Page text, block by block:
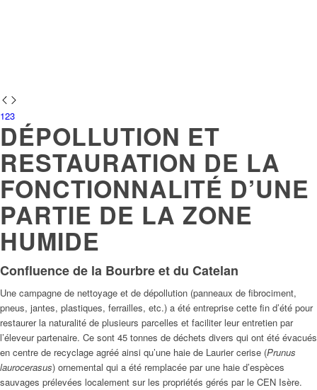
123
DÉPOLLUTION ET
RESTAURATION DE LA
FONCTIONNALITÉ D’UNE
PARTIE DE LA ZONE
HUMIDE
Confluence de la Bourbre et du Catelan
Une campagne de nettoyage et de dépollution (panneaux de fibrociment,
pneus, jantes, plastiques, ferrailles, etc.) a été entreprise cette fin d’été pour
restaurer la naturalité de plusieurs parcelles et faciliter leur entretien par
l’éleveur partenaire. Ce sont 45 tonnes de déchets divers qui ont été évacués
en centre de recyclage agréé ainsi qu’une haie de Laurier cerise (Prunus
laurocerasus) ornemental qui a été remplacée par une haie d’espèces
sauvages prélevées localement sur les propriétés gérés par le CEN Isère.